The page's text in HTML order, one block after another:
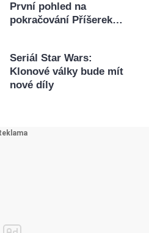
První pohled na
pokračování Příšerek…
Seriál Star Wars:
Klonové války bude mít
nové díly